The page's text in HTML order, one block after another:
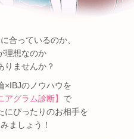
合っているのか、
理想なのか
りませんか？
×IBJのノウハウを
アグラム診断】 で
にぴったりのお相手を
ましょう！